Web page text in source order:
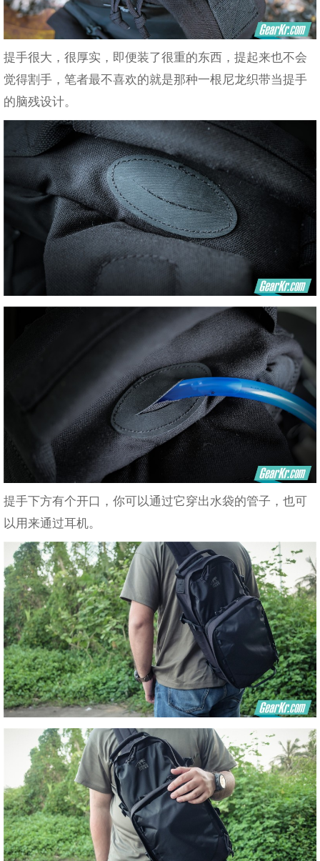
提手很大，很厚实，即便装了很重的东西，提起来也不会
觉得割手，笔者最不喜欢的就是那种一根尼龙织带当提手
的脑残设计。
提手下方有个开口，你可以通过它穿出水袋的管子，也可
以用来通过耳机。